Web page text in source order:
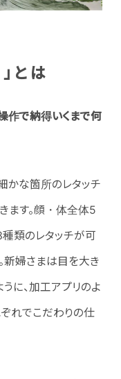
とは
作で納得いくまで何
かな箇所のレタッチ
ます。顔・体全体5
類のレタッチが可
新婦さまは目を大き
に、加工アプリのよ
れでこだわりの仕